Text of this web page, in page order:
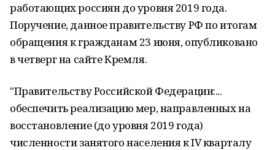
работающих россиян до уровня 2019 года.
Поручение, данное правительству РФ по итогам
обращения к гражданам 23 июня, опубликовано
в четверг на сайте Кремля.
"Правительству Российской Федерации:...
обеспечить реализацию мер, направленных на
восстановление (до уровня 2019 года)
численности занятого населения к IV кварталу